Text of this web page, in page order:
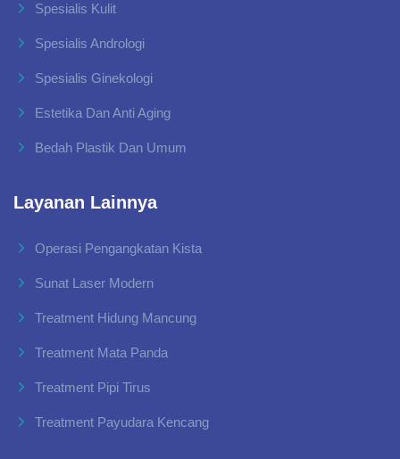
Spesialis Kulit
Spesialis Andrologi
Spesialis Ginekologi
Estetika Dan Anti Aging
Bedah Plastik Dan Umum
Layanan Lainnya
Operasi Pengangkatan Kista
Sunat Laser Modern
Treatment Hidung Mancung
Treatment Mata Panda
Treatment Pipi Tirus
Treatment Payudara Kencang